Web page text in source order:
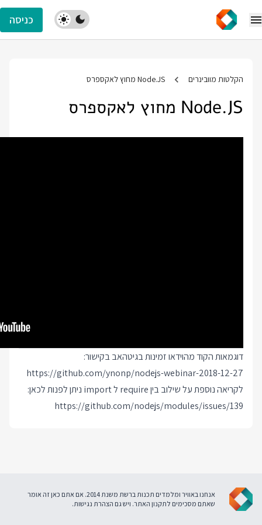
כניסה
הקלטות מוובינרים Node.JS מחוץ לאקספרס
Node.JS מחוץ לאקספרס
דוגמאות הקוד מהוידאו זמינות בגיטהאב בקישור:
https://github.com/ynonp/nodejs-webinar-2018-12-27
לקריאה נוספת על שילוב בין require ל import ניתן לפנות לכאן:
https://github.com/nodejs/modules/issues/139
אנחנו באוויר ומלמדים תכנות ברשת משנת 2014. אם אתם כאן זה אומר
שאתם מסכימים לתקנון האתר. ויש גם הצהרת נגישות.